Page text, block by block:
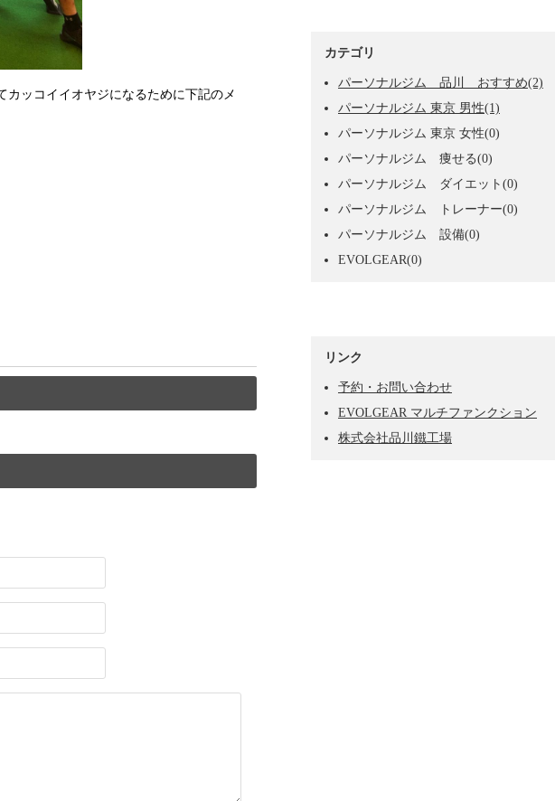
カッコイイオヤジになるために下記のメ
カテゴリ
パーソナルジム 品川 おすすめ(2)
パーソナルジム 東京 男性(1)
パーソナルジム 東京 女性(0)
パーソナルジム 痩せる(0)
パーソナルジム ダイエット(0)
パーソナルジム トレーナー(0)
パーソナルジム 設備(0)
EVOLGEAR(0)
リンク
予約・お問い合わせ
EVOLGEAR マルチファンクション
株式会社品川鐵工場